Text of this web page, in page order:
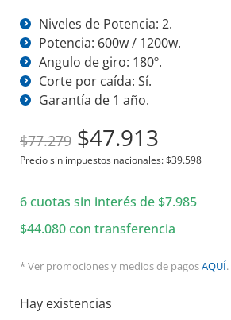
Niveles de Potencia: 2.
Potencia: 600w / 1200w.
Angulo de giro: 180º.
Corte por caída: Sí.
Garantía de 1 año.
$77.279 El
precio
era:
$77.279.
$47.913
precio
es:
$47.913.
Precio sin impuestos nacionales:$39.598
6 cuotas sin interés de $7.985
$44.080con transferencia
* Ver promociones y medios de pagosAQUÍ.
Hay existencias